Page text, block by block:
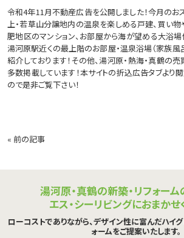
令和4年11月不動産広告を公開しました！今月の
上・若草山分譲地内の温泉を楽しめる戸建、買い
肥地区のマンション、お部屋から海が望める大浴場
湯河原駅近くの最上階のお部屋・温泉浴場（家族風
紹介しております！その他、湯河原・熱海・真鶴の
多数掲載しています！本サイトの折込広告タブより
ので是非ご覧下さい！
« 前の記事
湯河原・真鶴の新築・リフォーム
エス・シーリビングにおまかせ
ローコストでありながら、デザイン性に富んだハイ
ォームをご提案いたします。